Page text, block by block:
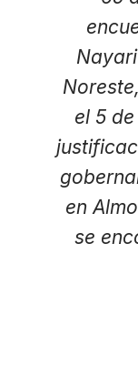
el 5
en
se